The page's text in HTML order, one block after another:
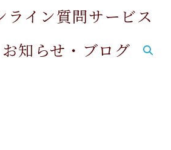
ライン質問サービス
お知らせ・ブログ